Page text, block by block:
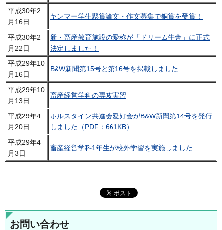
平成30年2
月16日
ヤンマー学生懸賞論文・作文募集で銅賞を受賞！
平成30年2
月22日
新・畜産教育施設の愛称が「ドリーム牛舎」に正式
決定しました！
平成29年10
月16日
B&W新聞第15号と第16号を掲載しました
平成29年10
月13日
畜産経営学科の専攻実習
平成29年4
月20日
ホルスタイン共進会愛好会がB&W新聞第14号を発行
しました（PDF：661KB）
平成29年4
月3日
畜産経営学科1年生が校外学習を実施しました
お問い合わせ